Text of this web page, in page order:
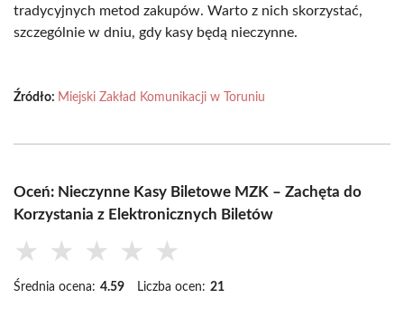
tradycyjnych metod zakupów. Warto z nich skorzystać,
szczególnie w dniu, gdy kasy będą nieczynne.
Źródło: Miejski Zakład Komunikacji w Toruniu
Oceń: Nieczynne Kasy Biletowe MZK – Zachęta do
Korzystania z Elektronicznych Biletów
★ ★ ★ ★ ★
Średnia ocena: 4.59 Liczba ocen: 21